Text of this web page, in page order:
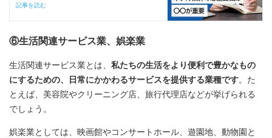
記事を読む
⑥生活関連サービス業、娯楽業
生活関連サービス業とは、 私たちの生活をより便利で豊かなもの
にするための、日常にかかわるサービスを提供する業種です。た
とえば、美容院やクリーニング店、旅行代理店などが挙げられる
でしょう。
娯楽業としては、映画館やコンサートホール、遊園地、動物園と